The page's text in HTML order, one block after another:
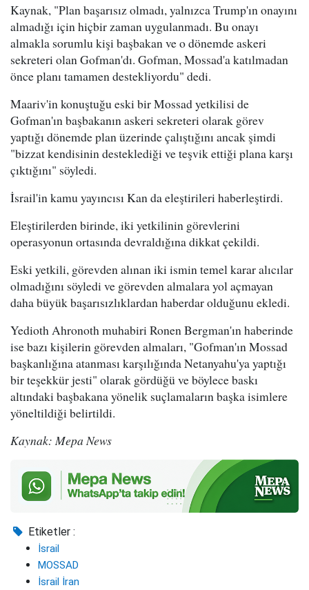
Kaynak, "Plan başarısız olmadı, yalnızca Trump'ın onayını
almadığı için hiçbir zaman uygulanmadı. Bu onayı
almakla sorumlu kişi başbakan ve o dönemde askeri
sekreteri olan Gofman'dı. Gofman, Mossad'a katılmadan
önce planı tamamen destekliyordu" dedi.
Maariv'in konuştuğu eski bir Mossad yetkilisi de
Gofman'ın başbakanın askeri sekreteri olarak görev
yaptığı dönemde plan üzerinde çalıştığını ancak şimdi
"bizzat kendisinin desteklediği ve teşvik ettiği plana karşı
çıktığını" söyledi.
İsrail'in kamu yayıncısı Kan da eleştirileri haberleştirdi.
Eleştirilerden birinde, iki yetkilinin görevlerini
operasyonun ortasında devraldığına dikkat çekildi.
Eski yetkili, görevden alınan iki ismin temel karar alıcılar
olmadığını söyledi ve görevden almalara yol açmayan
daha büyük başarısızlıklardan haberdar olduğunu ekledi.
Yedioth Ahronoth muhabiri Ronen Bergman'ın haberinde
ise bazı kişilerin görevden almaları, "Gofman'ın Mossad
başkanlığına atanması karşılığında Netanyahu'ya yaptığı
bir teşekkür jesti" olarak gördüğü ve böylece baskı
altındaki başbakana yönelik suçlamaların başka isimlere
yöneltildiği belirtildi.
Kaynak: Mepa News
Etiketler :
İsrail
MOSSAD
İsrail İran